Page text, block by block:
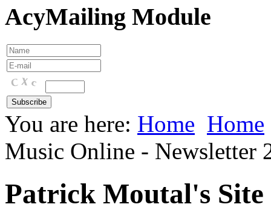
AcyMailing Module
You are here: Home Home
Music Online - Newsletter
Patrick Moutal's